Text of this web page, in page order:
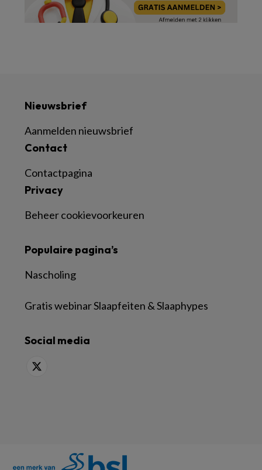
Nieuwsbrief
Aanmelden nieuwsbrief
Contact
Contactpagina
Privacy
Beheer cookievoorkeuren
Populaire pagina’s
Nascholing
Gratis webinar Slaapfeiten & Slaaphypes
Social media